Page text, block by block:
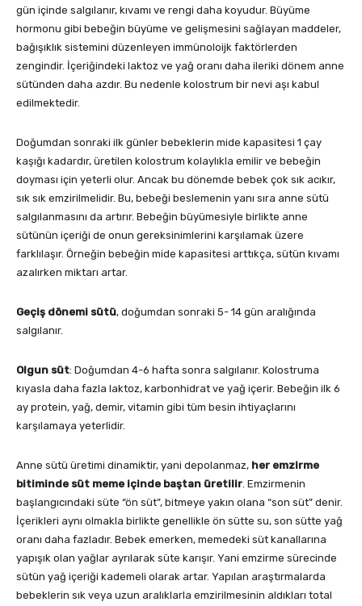
gün içinde salgılanır, kıvamı ve rengi daha koyudur. Büyüme
hormonu gibi bebeğin büyüme ve gelişmesini sağlayan maddeler,
bağışıklık sistemini düzenleyen immünoloijk faktörlerden
zengindir. İçeriğindeki laktoz ve yağ oranı daha ileriki dönem anne
sütünden daha azdır. Bu nedenle kolostrum bir nevi aşı kabul
edilmektedir.
Doğumdan sonraki ilk günler bebeklerin mide kapasitesi 1 çay
kaşığı kadardır, üretilen kolostrum kolaylıkla emilir ve bebeğin
doyması için yeterli olur. Ancak bu dönemde bebek çok sık acıkır,
sık sık emzirilmelidir. Bu, bebeği beslemenin yanı sıra anne sütü
salgılanmasını da artırır. Bebeğin büyümesiyle birlikte anne
sütünün içeriği de onun gereksinimlerini karşılamak üzere
farklılaşır. Örneğin bebeğin mide kapasitesi arttıkça, sütün kıvamı
azalırken miktarı artar.
Geçiş dönemi sütü, doğumdan sonraki 5- 14 gün aralığında
salgılanır.
Olgun süt: Doğumdan 4-6 hafta sonra salgılanır. Kolostruma
kıyasla daha fazla laktoz, karbonhidrat ve yağ içerir. Bebeğin ilk 6
ay protein, yağ, demir, vitamin gibi tüm besin ihtiyaçlarını
karşılamaya yeterlidir.
Anne sütü üretimi dinamiktir, yani depolanmaz, her emzirme
bitiminde süt meme içinde baştan üretilir . Emzirmenin
başlangıcındaki süte “ön süt”, bitmeye yakın olana “son süt” denir.
İçerikleri aynı olmakla birlikte genellikle ön sütte su, son sütte yağ
oranı daha fazladır. Bebek emerken, memedeki süt kanallarına
yapışık olan yağlar ayrılarak süte karışır. Yani emzirme sürecinde
sütün yağ içeriği kademeli olarak artar. Yapılan araştırmalarda
bebeklerin sık veya uzun aralıklarla emzirilmesinin aldıkları total